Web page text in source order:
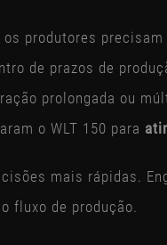
os produtores
de prazos de
prolongada ou
o WLT 150 para
mais rápidas.
fluxo de produção.